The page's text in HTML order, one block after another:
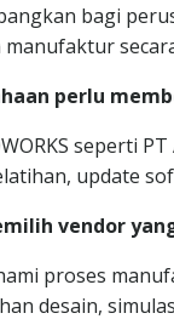
bagi
perlu
seperti
update
vendor
proses
desain,